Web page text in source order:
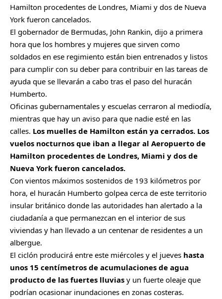
Hamilton procedentes de Londres, Miami y dos de Nueva
York fueron cancelados.
El gobernador de Bermudas, John Rankin, dijo a primera
hora que los hombres y mujeres que sirven como
soldados en ese regimiento están bien entrenados y listos
para cumplir con su deber para contribuir en las tareas de
ayuda que se llevarán a cabo tras el paso del huracán
Humberto.
Oficinas gubernamentales y escuelas cerraron al mediodía,
mientras que hay un aviso para que nadie esté en las
calles. Los muelles de Hamilton están ya cerrados. Los
vuelos nocturnos que iban a llegar al Aeropuerto de
Hamilton procedentes de Londres, Miami y dos de
Nueva York fueron cancelados.
Con vientos máximos sostenidos de 193 kilómetros por
hora, el huracán Humberto golpea cerca de este territorio
insular británico donde las autoridades han alertado a la
ciudadanía a que permanezcan en el interior de sus
viviendas y han llevado a un centenar de residentes a un
albergue.
El ciclón producirá entre este miércoles y el jueves hasta
unos 15 centímetros de acumulaciones de agua
producto de las fuertes lluvias y un fuerte oleaje que
podrían ocasionar inundaciones en zonas costeras.